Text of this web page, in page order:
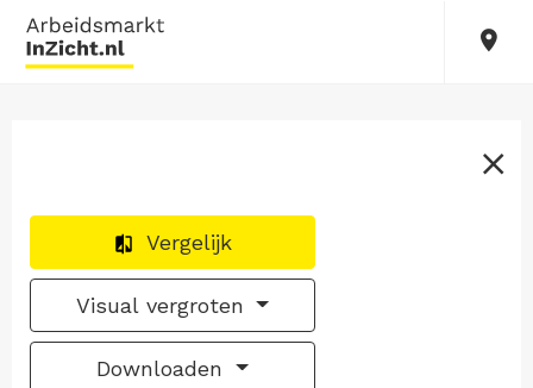
Vergelijk
Visual vergroten
Downloaden